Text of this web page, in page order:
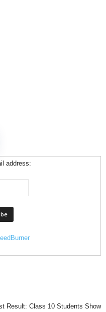
address:
Result: Class 10 Students Show